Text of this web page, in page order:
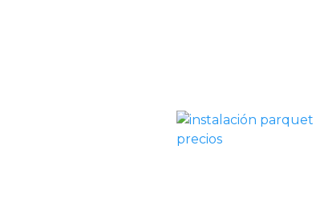
precios